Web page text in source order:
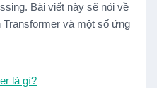
Bài viết này sẽ nói về
và một số ứng
là gì?